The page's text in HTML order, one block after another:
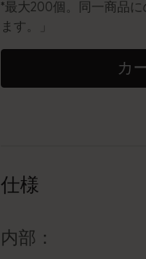
*最大200個。同一商品
ます。」
カ
仕様
内部：